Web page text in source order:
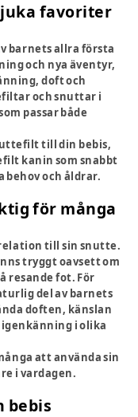
favoriter
barnets allra första
och nya äventyr,
doft och
och snuttar i
passar både
till din bebis,
kanin som snabbt
och åldrar.
för många
till sin snutte.
tryggt oavsett om
resande fot. För
del av barnets
doften, känslan
i olika
att använda sin
i vardagen.
bebis